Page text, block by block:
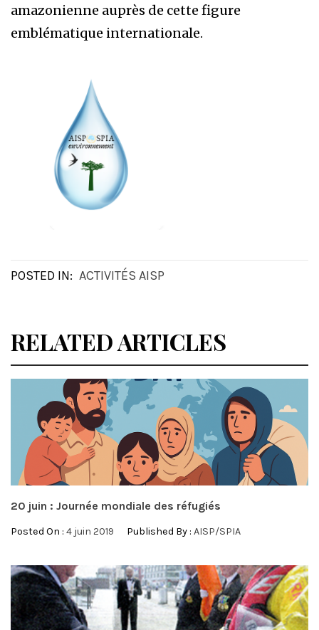
amazonienne auprès de cette figure
emblématique internationale.
POSTED IN: ACTIVITÉS AISP
RELATED ARTICLES
20 juin : Journée mondiale des réfugiés
Posted On : 4 juin 2019 Published By : AISP/SPIA